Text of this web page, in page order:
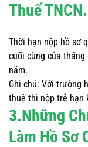
Thuế TNCN.
Thời hạn nộp hồ sơ
cuối cùng của
năm.
Ghi chú: Với trường
thuế thì nộp trễ hạn
3.Những
Làm Hồ Sơ